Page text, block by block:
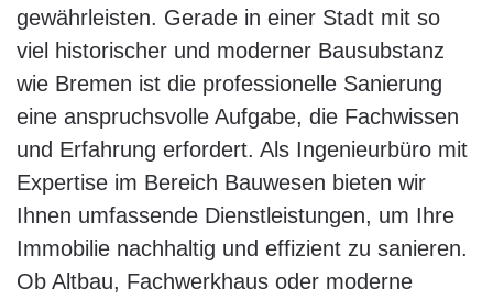
gewährleisten. Gerade in einer Stadt mit so
viel historischer und moderner Bausubstanz
wie Bremen ist die professionelle Sanierung
eine anspruchsvolle Aufgabe, die Fachwissen
und Erfahrung erfordert. Als Ingenieurbüro mit
Expertise im Bereich Bauwesen bieten wir
Ihnen umfassende Dienstleistungen, um Ihre
Immobilie nachhaltig und effizient zu sanieren.
Ob Altbau, Fachwerkhaus oder moderne